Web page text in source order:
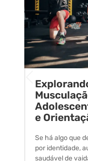
e
Se há algo que
por identidade,
saudável de